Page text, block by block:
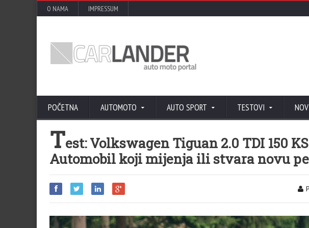
O NAMA IMPRESSUM
POČETNA AUTOMOTO AUTO SPORT TESTOVI
Test: Volkswagen Tiguan 2.0 TDI 150
Automobil koji mijenja ili stvara novu